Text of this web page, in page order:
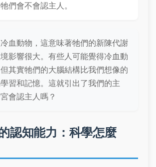
們會不會認主人。
血動物，這意味著牠們的新陳代謝
影響很大。有些人可能覺得冷血動
其實牠們的大腦結構比我們想像的
習和記憶。這就引出了我們的主
會認主人嗎？
認知能力：科學怎麼